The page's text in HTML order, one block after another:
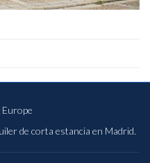
de corta estancia en Madrid.